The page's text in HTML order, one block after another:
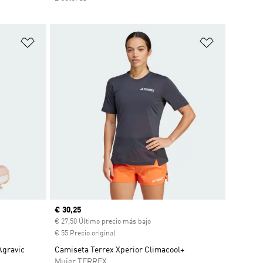
Añadir a la lista de deseos
Precio actual
€ 30,25
€ 27,50 Último precio más bajo
€ 55 Precio original
Camiseta Terrex Xperior Climacool+